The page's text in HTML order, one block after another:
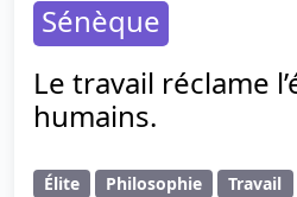
Sénèque
Le travail réclame
humains.
Élite Philosophie Travail